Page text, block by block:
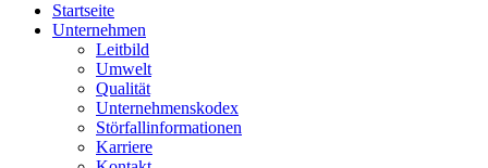
Startseite
Unternehmen
Leitbild
Umwelt
Qualität
Unternehmenskodex
Störfallinformationen
Karriere